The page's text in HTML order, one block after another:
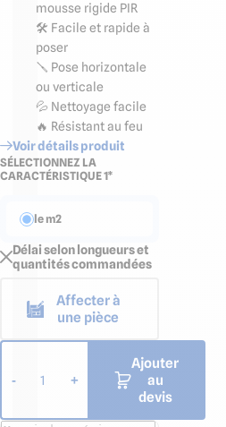
mousse rigide PIR
🛠️ Facile et rapide à
poser
🪛 Pose horizontale
ou verticale
💦 Nettoyage facile
🔥 Résistant au feu
Voir détails produit
SÉLECTIONNEZ LA
CARACTÉRISTIQUE 1*
le m2
Délai selon longueurs et
quantités commandées
Affecter à
une pièce
- 1 +
Ajouter
au
devis